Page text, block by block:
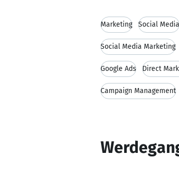
Marketing Social Media
Social Media Marketing
Google Ads Direct
Campaign Management